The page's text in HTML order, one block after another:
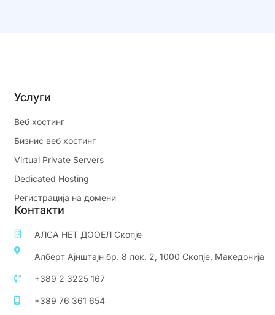
Услуги
Веб хостинг
Бизнис веб хостинг
Virtual Private Servers
Dedicated Hosting
Регистрација на домени
Контакти
АЛСА НЕТ ДООЕЛ Скопје
Алберт Ајнштајн бр. 8 лок. 2, 1000 Скопје, Македонија
+389 2 3225 167
+389 76 361 654